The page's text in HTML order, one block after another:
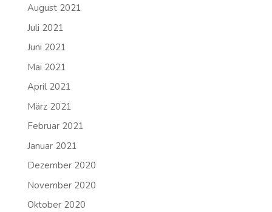
August 2021
Juli 2021
Juni 2021
Mai 2021
April 2021
März 2021
Februar 2021
Januar 2021
Dezember 2020
November 2020
Oktober 2020